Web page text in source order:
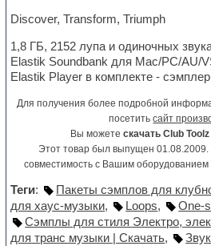
Discover, Transform, Triumph
1,8 ГБ, 2152 лупа и одиночных
Elastik Soundbank для Mac/PC/AU/
Elastik Player в комплекте -
Для получения более подробной
посетитьсайт
Вы можете скачать Club Toolz
Этот товар был выпущен 01.08.2009.
совместимость с Вашим
Теги: Пакеты сэмплов для
для хаус-музыки, Loops, One-
Сэмплы для стиля Электро,
для транс музыки | Скачать,